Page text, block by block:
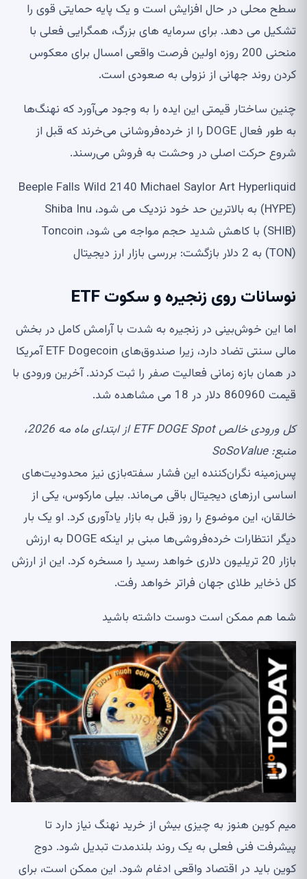
سطح محلی در حال افزایش است و یک پایه حمایتی قوی را
تشکیل می دهد. برای سرمایه های بزرگ، همگرایی فعلی با
منحنی 200 روزه اولین فرصت واقعی امسال برای معکوس
کردن روند جهانی از نزولی به صعودی است.
چنین ساختار قیمتی این ایده را به وجود می‌آورد که نهنگ‌ها
به طور فعال DOGE را از خرده‌فروشانی می‌خرند که قبل از
شروع حرکت اصلی در وحشت به فروش می‌رسند.
Beeple Falls Wild 2140 Michael Saylor Art Hyperliquid
(HYPE) به بالاترین حد خود نزدیک می شود، Shiba Inu
(SHIB) با کاهش شدید حجم مواجه می شود، Toncoin
(TON) به 2 دلار بازگشت: بررسی بازار ارز دیجیتال
نوسانات روی زنجیره و سکوت ETF
اما این خوش‌بینی در زنجیره به شدت با آرامش کامل در بخش
مالی سنتی تضاد دارد، زیرا صندوق‌های ETF Dogecoin آمریکا
در همان بازه زمانی فعالیت صفر را ثبت کردند. آخرین ورودی با
قیمت 860960 دلار در 18 می مشاهده شد.
کل ورودی خالص ETF DOGE Spot از ابتدای ماه مه 2026،
منبع:SoSoValue
پس‌زمینه نگران‌کننده این فشار سفته‌بازی نیز محدودیت‌های
اساسی ارزهای دیجیتال باقی می‌ماند. بیلی مارکوس، یکی از
خالقان، این موضوع را روز قبل به بازار یادآوری کرد. او یک بار
دیگر انتظارات خرده‌فروشی‌ها مبنی بر اینکه DOGE به ارزش
بازار 20 تریلیون دلاری خواهد رسید را مسخره کرد. این از ارزش
کل ذخایر طلای جهان فراتر خواهد رفت.
شما هم ممکن است دوست داشته باشید
میم کوین هنوز به چیزی بیش از خرید نهنگ نیاز دارد تا
پیشرفت فنی فعلی به یک روند بلندمدت تبدیل شود. دوج
کوین باید در اقتصاد واقعی ادغام شود. این ممکن است، برای